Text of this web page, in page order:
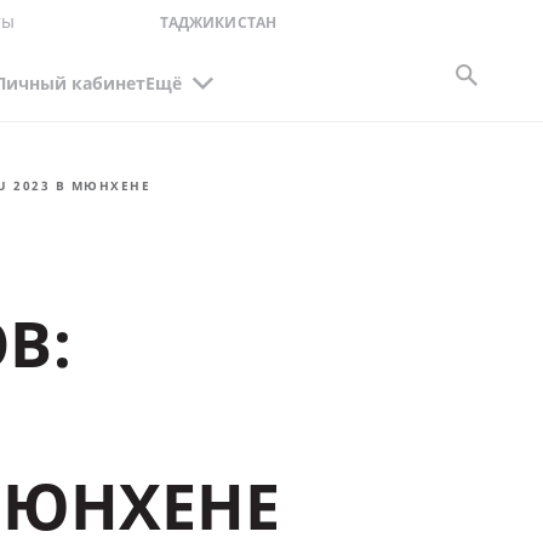
ТАДЖИКИСТАН
кабинетЕщё
2023 В МЮНХЕНЕ